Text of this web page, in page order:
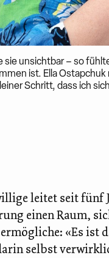
sie unsichtbar – so
ist. Ella
Schritt, dass ich
leitet seit fünf
einen Raum,
«Es ist
selbst